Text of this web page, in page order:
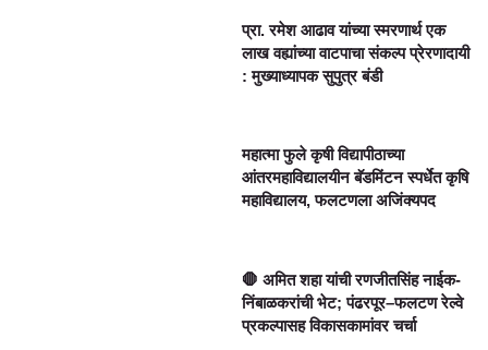
प्रा. रमेश आढाव यांच्या स्मरणार्थ एक
लाख वह्यांच्या वाटपाचा संकल्प प्रेरणादायी
: मुख्याध्यापक सुपुत्र बंडी
महात्मा फुले कृषी विद्यापीठाच्या
आंतरमहाविद्यालयीन बॅडमिंटन स्पर्धेत कृषि
महाविद्यालय, फलटणला अजिंक्यपद
🛑 अमित शहा यांची रणजीतसिंह नाईक-
निंबाळकरांची भेट; पंढरपूर–फलटण रेल्वे
प्रकल्पासह विकासकामांवर चर्चा